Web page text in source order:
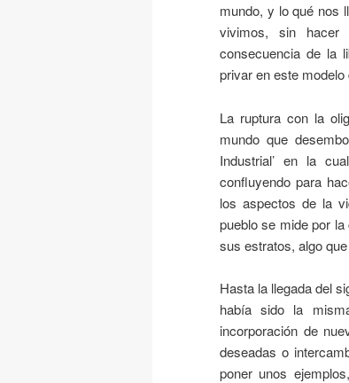
mundo, y lo qué nos
vivimos, sin hacer
consecuencia de la
privar en este
La ruptura con la
mundo que
Industrial’ en la
confluyendo para
los aspectos de la
pueblo se mide por
sus estratos, algo
Hasta la llegada del
había sido la
incorporación de
deseadas o
poner unos